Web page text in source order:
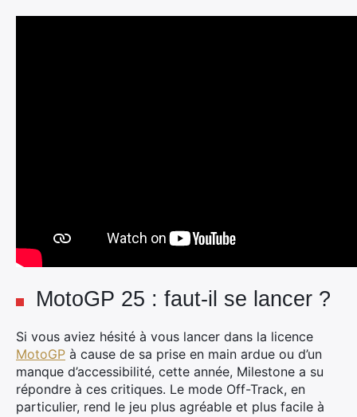
MotoGP 25 : faut-il se lancer ?
Si vous aviez hésité à vous lancer dans la licence
MotoGP à cause de sa prise en main ardue ou d’un
manque d’accessibilité, cette année, Milestone a su
répondre à ces critiques. Le mode Off-Track, en
particulier, rend le jeu plus agréable et plus facile à